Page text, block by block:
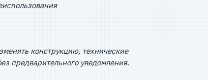
конструкцию, технические
предварительного уведомления.